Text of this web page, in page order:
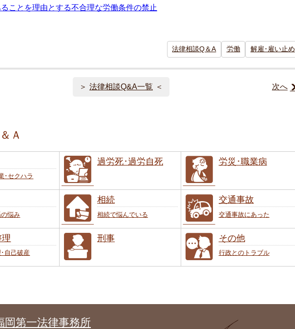
ことを理由とする不合理な労働条件の禁止
法律相談Q＆A 労働 解雇･雇い止め
法律相談Q&A一覧 次へ
Ａ
･セクハラ
過労死･過労自死 労災･職業病
悩み
相続
相続で悩んでいる
交通事故
交通事故にあった
自己破産
刑事 その他
行政とのトラブル
岡第一法律事務所